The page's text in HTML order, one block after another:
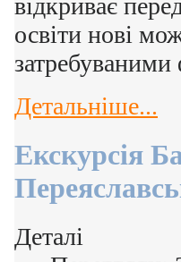
відкриває
освіти нові
затребуваними
Детальніше...
Екскурсія
Деталі